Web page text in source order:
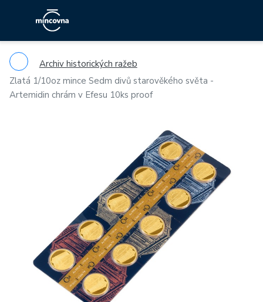
Archiv historických ražeb
Zlatá 1/10oz mince Sedm divů starověkého světa -
Artemidin chrám v Efesu 10ks proof